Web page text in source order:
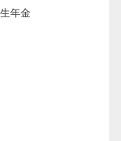
年金